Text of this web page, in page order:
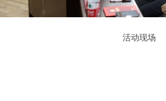
活动现场